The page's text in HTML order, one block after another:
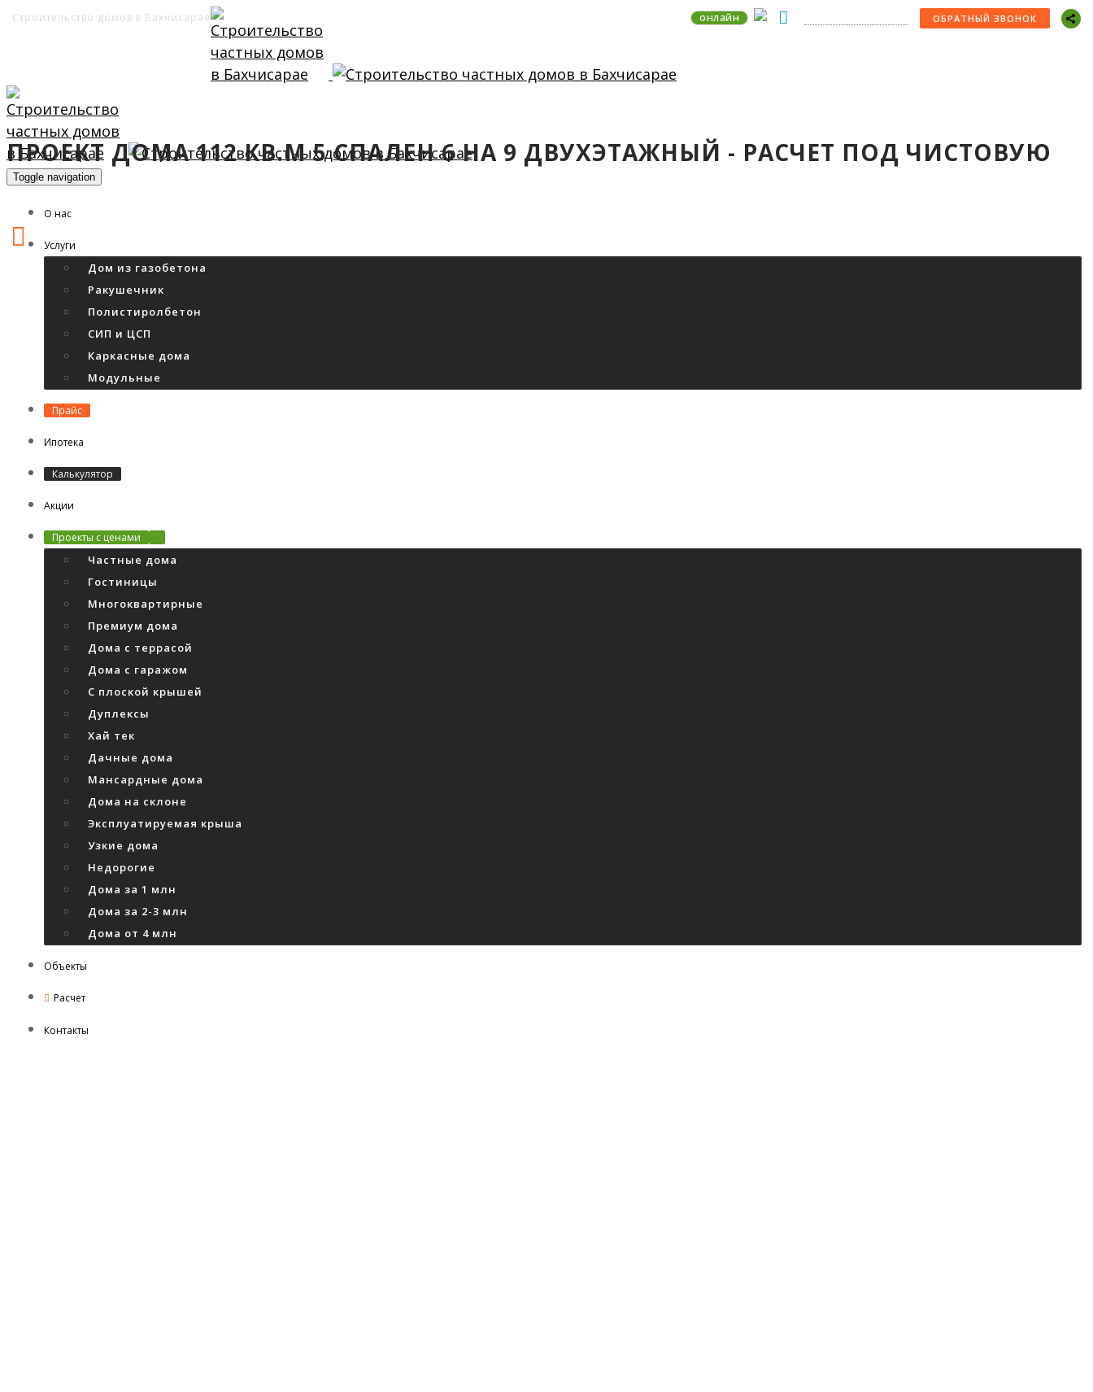
Строительство домов в Бахчисарае онлайн ОБРАТНЫЙ ЗВОНОК
Toggle navigation
О нас
Услуги
Дом из газобетона
Ракушечник
Полистиролбетон
СИП и ЦСП
Каркасные дома
Модульные
Прайс
Ипотека
Калькулятор
Акции
Проекты с ценами
Частные дома
Гостиницы
Многоквартирные
Премиум дома
Дома с террасой
Дома с гаражом
С плоской крышей
Дуплексы
Хай тек
Дачные дома
Мансардные дома
Дома на склоне
Эксплуатируемая крыша
Узкие дома
Недорогие
Дома за 1 млн
Дома за 2-3 млн
Дома от 4 млн
Объекты
Расчет
Контакты
ПРОЕКТ ДОМА 112 КВ.М 5 СПАЛЕН 6 НА 9 ДВУХЭТАЖНЫЙ - РАСЧЕТ ПОД ЧИСТОВУЮ